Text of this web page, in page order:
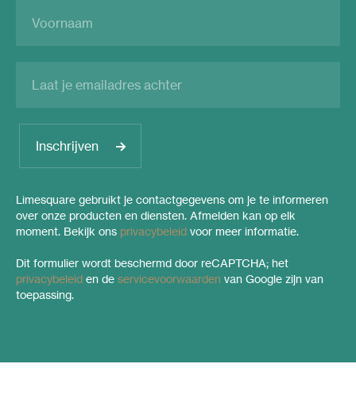
Inschrijven
Limesquare gebruikt je contactgegevens om je te informeren
over onze producten en diensten. Afmelden kan op elk
moment. Bekijk ons privacybeleid voor meer informatie.
Dit formulier wordt beschermd door reCAPTCHA; het
privacybeleid en de servicevoorwaarden van Google zijn van
toepassing.